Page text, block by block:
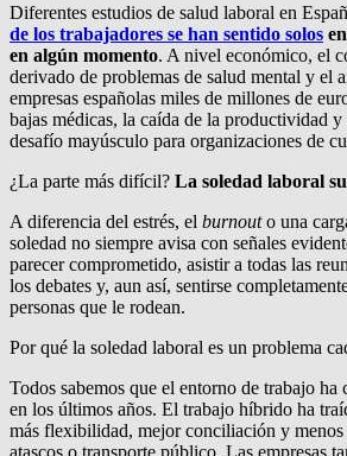
Diferentes estudios de salud laboral en
de los trabajadores se han sentido solos
en algún momento. A nivel económico, el
derivado de problemas de salud mental y el
empresas españolas miles de millones de
bajas médicas, la caída de la productividad
desafío mayúsculo para organizaciones de
¿La parte más difícil? La soledad laboral
A diferencia del estrés, el burnouto una
soledad no siempre avisa con señales
parecer comprometido, asistir a todas las
los debates y, aun así, sentirse
personas que le rodean.
Por qué la soledad laboral es un problema
Todos sabemos que el entorno de trabajo ha
en los últimos años. El trabajo híbrido ha
más flexibilidad, mejor conciliación y menos
atascos o transporte público. Las empresas